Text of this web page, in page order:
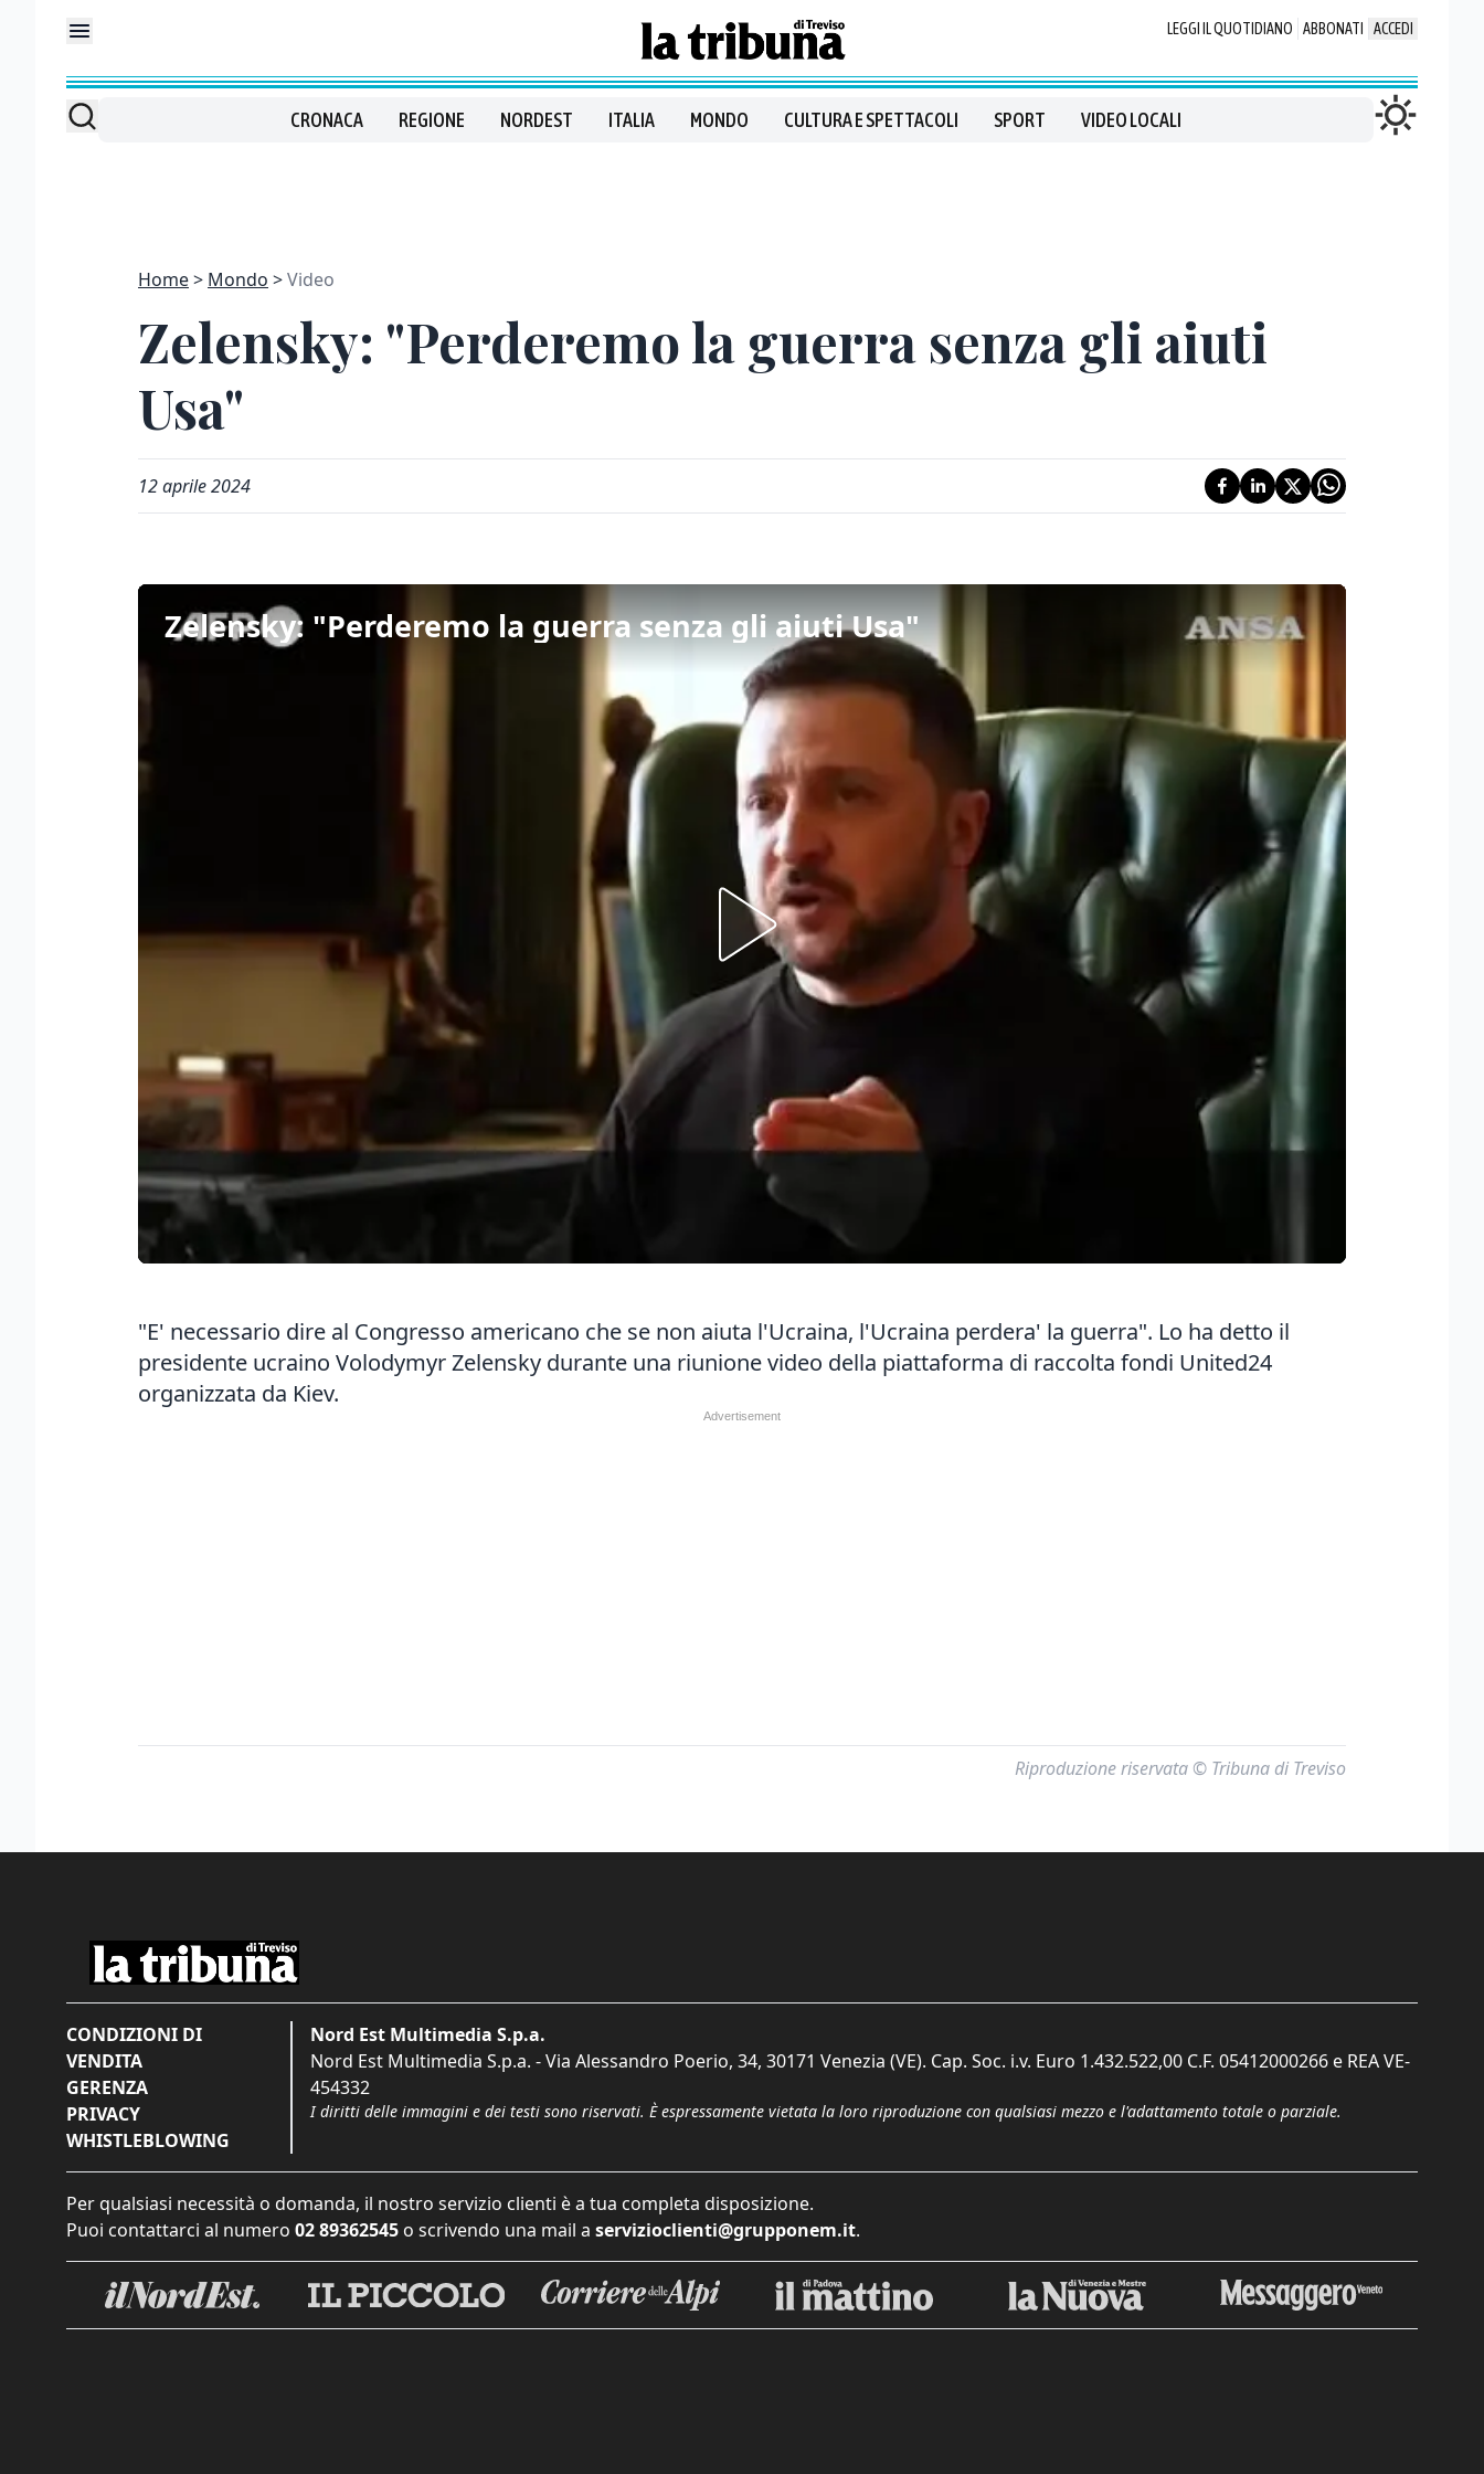
LEGGI IL QUOTIDIANO ABBONATI ACCEDI
CRONACA REGIONE NORDEST ITALIA MONDO CULTURA E SPETTACOLI SPORT VIDEO LOCALI
Home Mondo Video
Zelensky: "Perderemo la guerra senza gli aiuti
Usa"
12 aprile 2024
Zelensky: "Perderemo la guerra senza gli aiuti Usa"
"E' necessario dire al Congresso americano che se non aiuta l'Ucraina, l'Ucraina perdera' la guerra". Lo ha detto il
presidente ucraino Volodymyr Zelensky durante una riunione video della piattaforma di raccolta fondi United24
organizzata da Kiev.
Riproduzione riservata © Tribuna di Treviso
CONDIZIONI DI
VENDITA
GERENZA
PRIVACY
WHISTLEBLOWING
Nord Est Multimedia S.p.a.
Nord Est Multimedia S.p.a. - Via Alessandro Poerio, 34, 30171 Venezia (VE). Cap. Soc. i.v. Euro 1.432.522,00 C.F. 05412000266 e REA VE-
454332
I diritti delle immagini e dei testi sono riservati. È espressamente vietata la loro riproduzione con qualsiasi mezzo e l'adattamento totale o parziale.
Per qualsiasi necessità o domanda, il nostro servizio clienti è a tua completa disposizione.
Puoi contattarci al numero 02 89362545 o scrivendo una mail a servizioclienti@grupponem.it.